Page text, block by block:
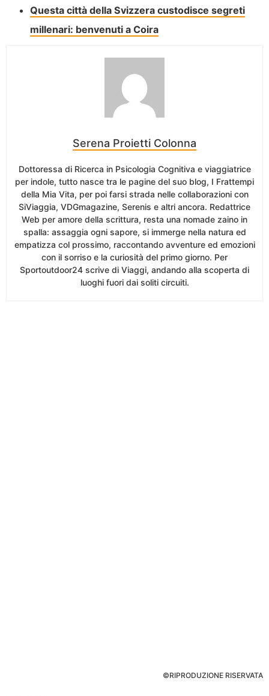
Questa città della Svizzera custodisce segreti
millenari: benvenuti a Coira
Serena Proietti Colonna
Dottoressa di Ricerca in Psicologia Cognitiva e viaggiatrice
per indole, tutto nasce tra le pagine del suo blog, I Frattempi
della Mia Vita, per poi farsi strada nelle collaborazioni con
SiViaggia, VDGmagazine, Serenis e altri ancora. Redattrice
Web per amore della scrittura, resta una nomade zaino in
spalla: assaggia ogni sapore, si immerge nella natura ed
empatizza col prossimo, raccontando avventure ed emozioni
con il sorriso e la curiosità del primo giorno. Per
Sportoutdoor24 scrive di Viaggi, andando alla scoperta di
luoghi fuori dai soliti circuiti.
©RIPRODUZIONE RISERVATA